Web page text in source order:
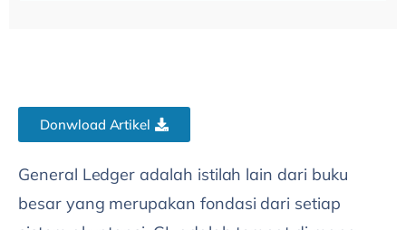
Donwload Artikel
General Ledger adalah istilah lain dari buku
besar yang merupakan fondasi dari setiap